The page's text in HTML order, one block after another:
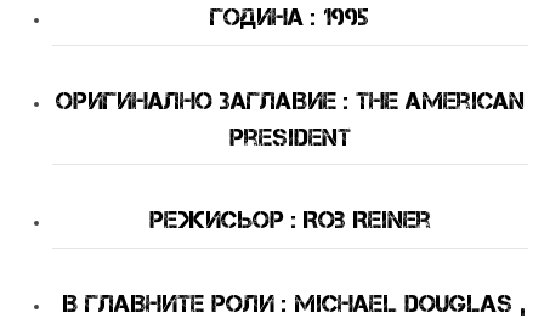
Година : 1995
Оригинално Заглавие : The American
President
Режисьор : Rob Reiner
В Главните Роли : Michael Douglas ,